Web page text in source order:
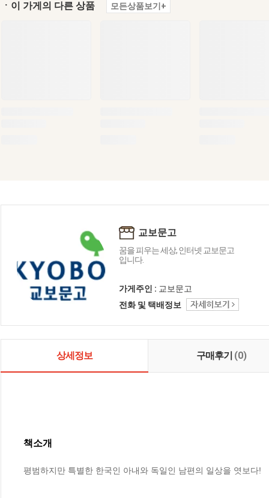
ㆍ이 가게의 다른 상품 모든상품보기+
교보문고
꿈을 피우는 세상, 인터넷 교보문고
입니다.
가게주인 : 교보문고
전화 및 택배정보
상세정보 구매후기 (0)
책소개
평범하지만 특별한 한국인 아내와 독일인 남편의 일상을 엿보다!